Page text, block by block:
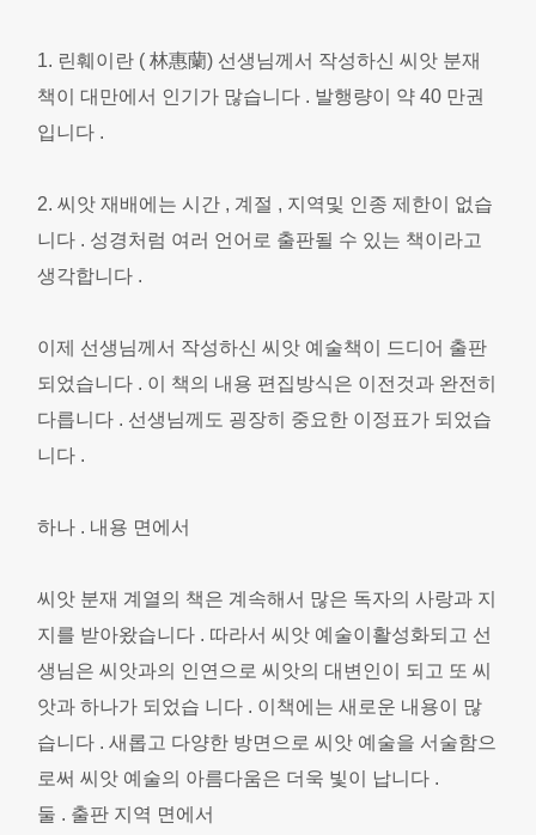
1. 린훼이란 ( 林惠蘭) 선생님께서 작성하신 씨앗 분재
책이 대만에서 인기가 많습니다 . 발행량이 약 40 만권
입니다 .
2. 씨앗 재배에는 시간 , 계절 , 지역및 인종 제한이 없습
니다 . 성경처럼 여러 언어로 출판될 수 있는 책이라고
생각합니다 .
이제 선생님께서 작성하신 씨앗 예술책이 드디어 출판
되었습니다 . 이 책의 내용 편집방식은 이전것과 완전히
다릅니다 . 선생님께도 굉장히 중요한 이정표가 되었습
니다 .
하나 . 내용 면에서
씨앗 분재 계열의 책은 계속해서 많은 독자의 사랑과 지
지를 받아왔습니다 . 따라서 씨앗 예술이활성화되고 선
생님은 씨앗과의 인연으로 씨앗의 대변인이 되고 또 씨
앗과 하나가 되었습 니다 . 이책에는 새로운 내용이 많
습니다 . 새롭고 다양한 방면으로 씨앗 예술을 서술함으
로써 씨앗 예술의 아름다움은 더욱 빛이 납니다 .
둘 . 출판 지역 면에서